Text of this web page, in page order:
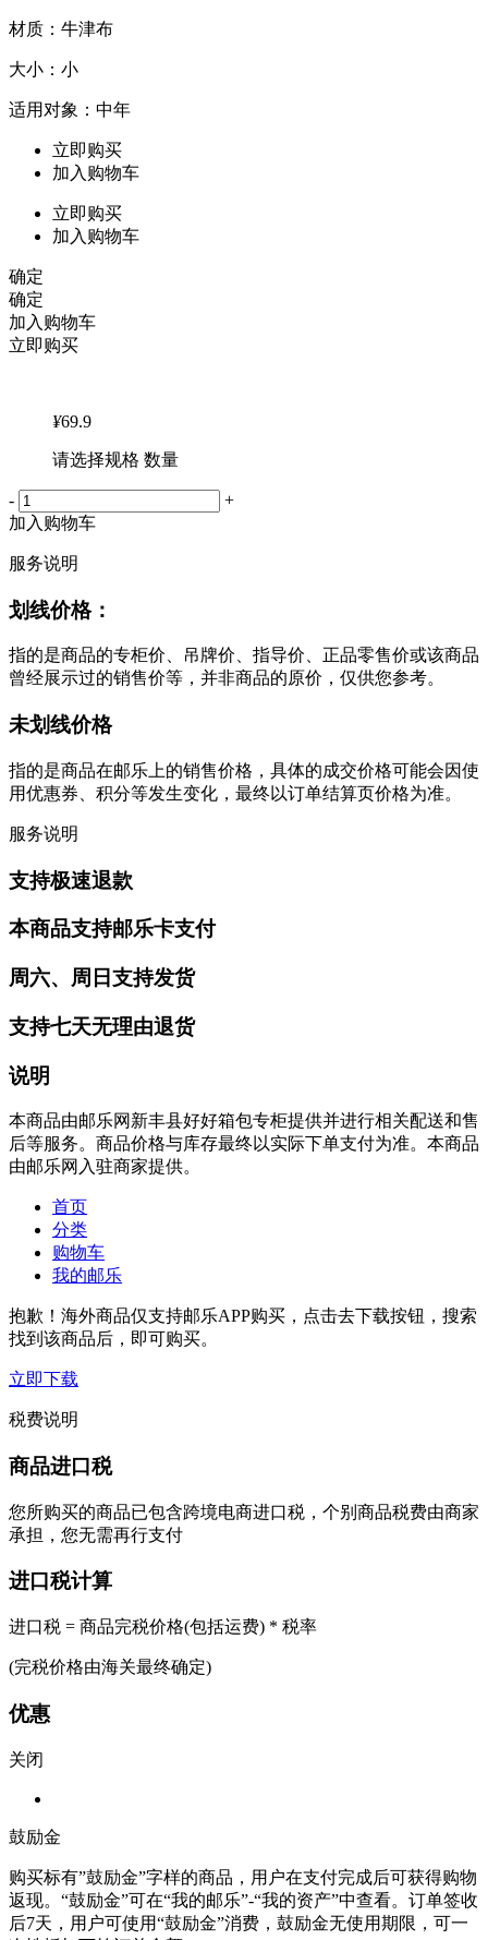
材质：牛津布
大小：小
适用对象：中年
立即购买
加入购物车
立即购买
加入购物车
确定
确定
加入购物车
立即购买
¥69.9
请选择规格 数量
-
+
加入购物车
服务说明
划线价格：
指的是商品的专柜价、吊牌价、指导价、正品零售价或该商品
曾经展示过的销售价等，并非商品的原价，仅供您参考。
未划线价格
指的是商品在邮乐上的销售价格，具体的成交价格可能会因使
用优惠券、积分等发生变化，最终以订单结算页价格为准。
服务说明
支持极速退款
本商品支持邮乐卡支付
周六、周日支持发货
支持七天无理由退货
说明
本商品由邮乐网新丰县好好箱包专柜提供并进行相关配送和售
后等服务。商品价格与库存最终以实际下单支付为准。本商品
由邮乐网入驻商家提供。
首页
分类
购物车
我的邮乐
抱歉！海外商品仅支持邮乐APP购买，点击去下载按钮，搜索
找到该商品后，即可购买。
立即下载
税费说明
商品进口税
您所购买的商品已包含跨境电商进口税，个别商品税费由商家
承担，您无需再行支付
进口税计算
进口税 = 商品完税价格(包括运费) * 税率
(完税价格由海关最终确定)
优惠
关闭
鼓励金
购买标有”鼓励金”字样的商品，用户在支付完成后可获得购物
返现。“鼓励金”可在“我的邮乐”-“我的资产”中查看。订单签收
后7天，用户可使用“鼓励金”消费，鼓励金无使用期限，可一